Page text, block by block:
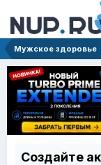
Мужское здоровье
Создайте